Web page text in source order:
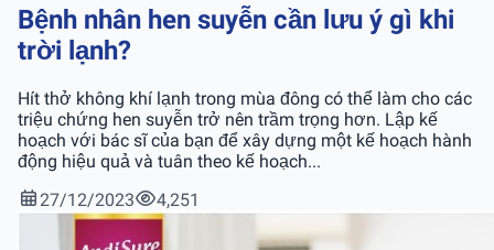
Bệnh nhân hen suyễn cần lưu ý gì khi
trời lạnh?
Hít thở không khí lạnh trong mùa đông có thể làm cho các
triệu chứng hen suyễn trở nên trầm trọng hơn. Lập kế
hoạch với bác sĩ của bạn để xây dựng một kế hoạch hành
động hiệu quả và tuân theo kế hoạch...
27/12/2023
4,251